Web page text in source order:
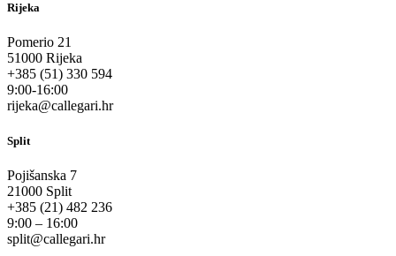
Rijeka
Pomerio 21
51000 Rijeka
+385 (51) 330 594
9:00-16:00
rijeka@callegari.hr
Split
Pojišanska 7
21000 Split
+385 (21) 482 236
9:00 – 16:00
split@callegari.hr